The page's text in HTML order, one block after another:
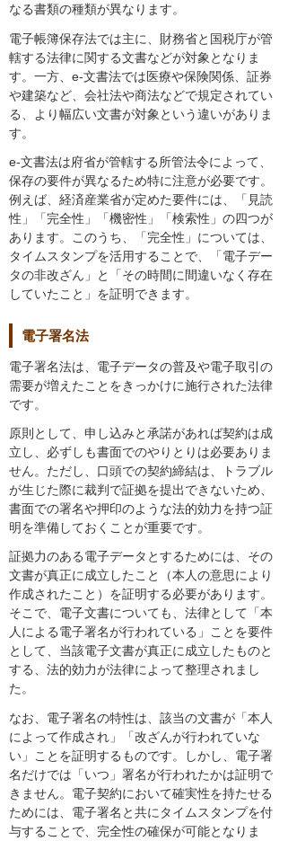
なる書類の種類が異なります。
電子帳簿保存法では主に、財務省と国税庁が管
轄する法律に関する文書などが対象となりま
す。一方、e-文書法では医療や保険関係、証券
や建築など、会社法や商法などで規定されてい
る、より幅広い文書が対象という違いがありま
す。
e-文書法は府省が管轄する所管法令によって、
保存の要件が異なるため特に注意が必要です。
例えば、経済産業省が定めた要件には、「見読
性」「完全性」「機密性」「検索性」の四つが
あります。このうち、「完全性」については、
タイムスタンプを活用することで、「電子デー
タの非改ざん」と「その時間に間違いなく存在
していたこと」を証明できます。
電子署名法
電子署名法は、電子データの普及や電子取引の
需要が増えたことをきっかけに施行された法律
です。
原則として、申し込みと承諾があれば契約は成
立し、必ずしも書面でのやりとりは必要ありま
せん。ただし、口頭での契約締結は、トラブル
が生じた際に裁判で証拠を提出できないため、
書面での署名や押印のような法的効力を持つ証
明を準備しておくことが重要です。
証拠力のある電子データとするためには、その
文書が真正に成立したこと（本人の意思により
作成されたこと）を証明する必要があります。
そこで、電子文書についても、法律として「本
人による電子署名が行われている」ことを要件
として、当該電子文書が真正に成立したものと
する、法的効力が法律によって整理されまし
た。
なお、電子署名の特性は、該当の文書が「本人
によって作成され」「改ざんが行われていな
い」ことを証明するものです。しかし、電子署
名だけでは「いつ」署名が行われたかは証明で
きません。電子契約において確実性を持たせる
ためには、電子署名と共にタイムスタンプを付
与することで、完全性の確保が可能となりま